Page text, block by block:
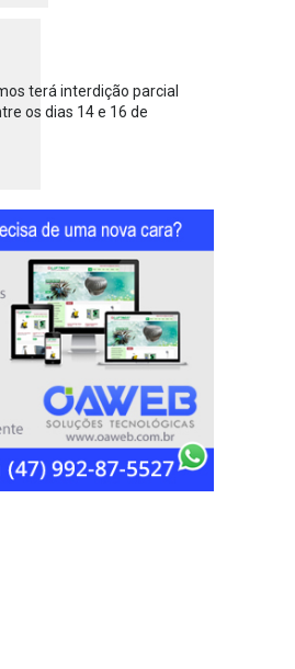
terá interdição parcial
os dias 14 e 16 de